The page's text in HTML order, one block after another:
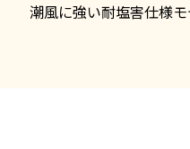
潮風に強い耐塩害仕様モ